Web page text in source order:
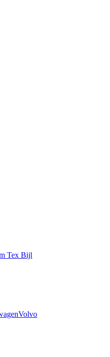
Tex Bijl
Volvo